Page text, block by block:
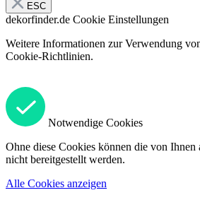
ESC
dekorfinder.de Cookie Einstellungen
Weitere Informationen zur Verwendung
Cookie-Richtlinien.
Notwendige Cookies
Ohne diese Cookies können die von Ihnen
nicht bereitgestellt werden.
Alle Cookies anzeigen